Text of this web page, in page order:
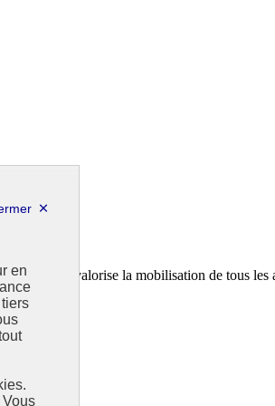
enFrance. Il valorise la mobilisation de tous les